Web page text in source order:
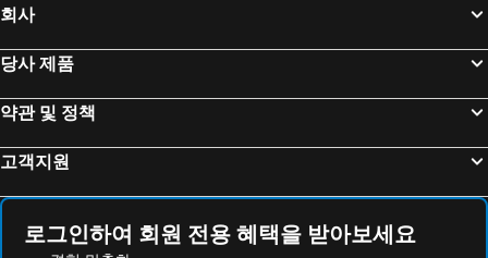
Premier Inn Stuttgart City Centre
Motel One Stuttgart-Hauptbahnhof
Hotel Boulevard
호텔 슈바넨 메칭겐
B&B Hotel Aalen
Hotel Schwarzwald Freudenstadt
Hotel Bareiss
마리팀 티티제호텔 티티제-노이슈타트
파크호텔 요르단바트
Biosphärenhotel Graf Eberhard
회사
당사 제품
약관 및 정책
고객지원
로그인하여 회원 전용 혜택을 받아보세요